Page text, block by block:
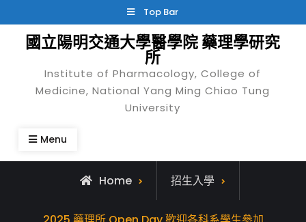
to
content
Top Bar
國立陽明交通大學醫學院 藥理學研究
所
Institute of Pharmacology, College of
Medicine, National Yang Ming Chiao Tung
University
Menu
Home 招生入學